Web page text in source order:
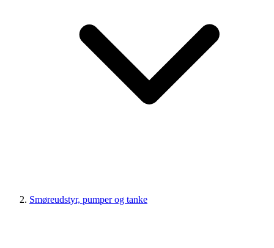
Smøreudstyr, pumper og tanke